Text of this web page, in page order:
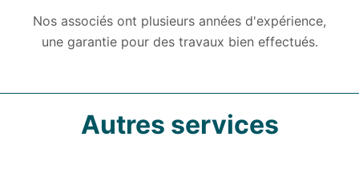
Nos associés ont plusieurs années d'expérience,
une garantie pour des travaux bien effectués.
Autres services